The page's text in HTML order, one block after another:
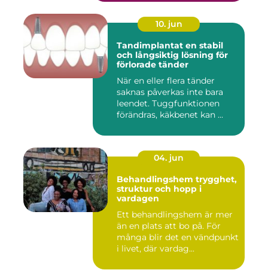
10. jun
Tandimplantat en stabil
och långsiktig lösning för
förlorade tänder
När en eller flera tänder
saknas påverkas inte bara
leendet. Tuggfunktionen
förändras, käkbenet kan ...
04. jun
Behandlingshem trygghet,
struktur och hopp i
vardagen
Ett behandlingshem är mer
än en plats att bo på. För
många blir det en vändpunkt
i livet, där vardag...